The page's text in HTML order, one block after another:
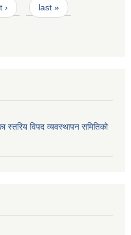
› last »
स्तरिय विपद व्यवस्थापन समितिको